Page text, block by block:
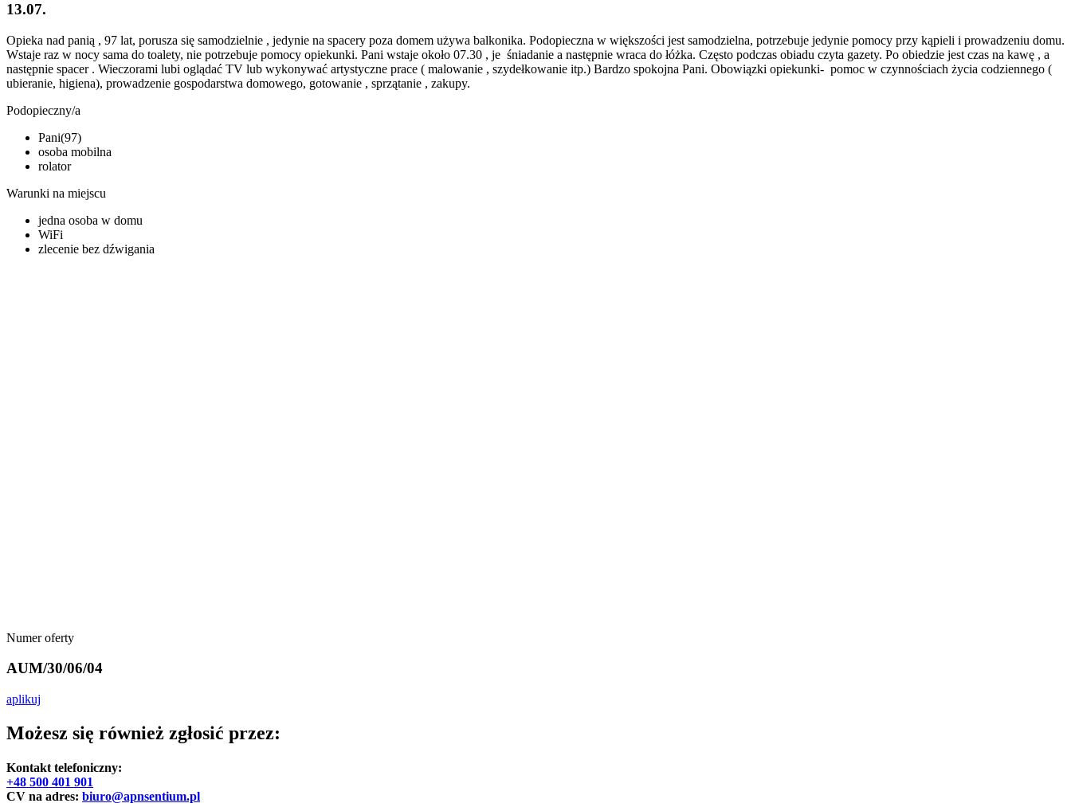
13.07.
Opieka nad panią , 97 lat, porusza się samodzielnie , jedynie na spacery poza domem używa balkonika. Podopieczna w większości jest samodzielna, potrzebuje jedynie pomocy przy kąpieli i prowadzeniu domu.
Wstaje raz w nocy sama do toalety, nie potrzebuje pomocy opiekunki. Pani wstaje około 07.30 , je śniadanie a następnie wraca do łóżka. Często podczas obiadu czyta gazety. Po obiedzie jest czas na kawę , a
następnie spacer . Wieczorami lubi oglądać TV lub wykonywać artystyczne prace ( malowanie , szydełkowanie itp.) Bardzo spokojna Pani. Obowiązki opiekunki- pomoc w czynnościach życia codziennego (
ubieranie, higiena), prowadzenie gospodarstwa domowego, gotowanie , sprzątanie , zakupy.
Podopieczny/a
Pani(97)
osoba mobilna
rolator
Warunki na miejscu
jedna osoba w domu
WiFi
zlecenie bez dźwigania
Numer oferty
AUM/30/06/04
aplikuj
Możesz się również zgłosić przez:
Kontakt telefoniczny:
+48 500 401 901
CV na adres: biuro@apnsentium.pl